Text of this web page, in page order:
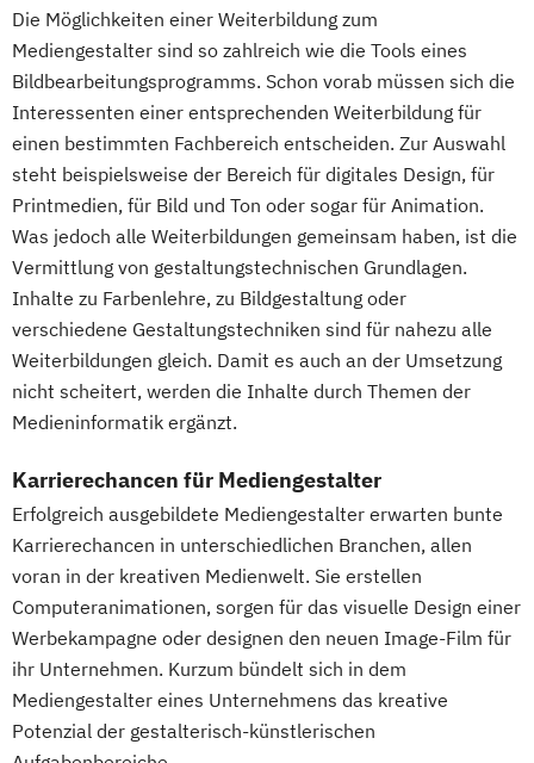
Die Möglichkeiten einer Weiterbildung zum
Mediengestalter sind so zahlreich wie die Tools eines
Bildbearbeitungsprogramms. Schon vorab müssen sich die
Interessenten einer entsprechenden Weiterbildung für
einen bestimmten Fachbereich entscheiden. Zur Auswahl
steht beispielsweise der Bereich für digitales Design, für
Printmedien, für Bild und Ton oder sogar für Animation.
Was jedoch alle Weiterbildungen gemeinsam haben, ist die
Vermittlung von gestaltungstechnischen Grundlagen.
Inhalte zu Farbenlehre, zu Bildgestaltung oder
verschiedene Gestaltungstechniken sind für nahezu alle
Weiterbildungen gleich. Damit es auch an der Umsetzung
nicht scheitert, werden die Inhalte durch Themen der
Medieninformatik ergänzt.
Karrierechancen für Mediengestalter
Erfolgreich ausgebildete Mediengestalter erwarten bunte
Karrierechancen in unterschiedlichen Branchen, allen
voran in der kreativen Medienwelt. Sie erstellen
Computeranimationen, sorgen für das visuelle Design einer
Werbekampagne oder designen den neuen Image-Film für
ihr Unternehmen. Kurzum bündelt sich in dem
Mediengestalter eines Unternehmens das kreative
Potenzial der gestalterisch-künstlerischen